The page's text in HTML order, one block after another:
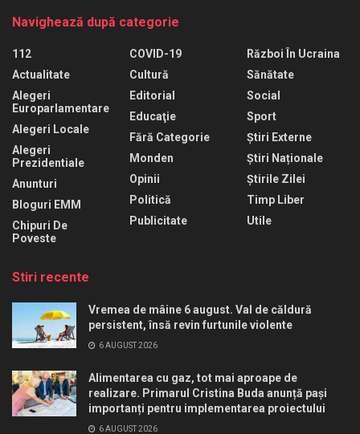
Navighează după categorie
112
Actualitate
Alegeri
Europarlamentare
Alegeri Locale
Alegeri
Prezidentiale
Anunturi
Bloguri EMM
Chipuri De
Poveste
COVID-19
Cultură
Editorial
Educaţie
Fără Categorie
Monden
Opinii
Politică
Publicitate
Război În Ucraina
Sănătate
Social
Sport
Știri Externe
Știri Naționale
Știrile Zilei
Timp Liber
Utile
Stiri recente
Vremea de mâine 6 august. Val de căldură
persistent, însă revin furtunile violente
6 AUGUST 2026
Alimentarea cu gaz, tot mai aproape de
realizare. Primarul Cristina Buda anunță pași
importanți pentru implementarea proiectului
6 AUGUST 2026